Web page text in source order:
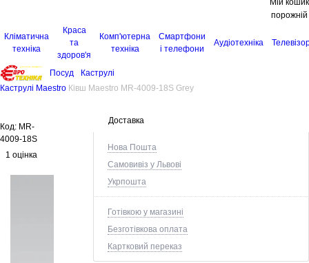
Мій кошик
порожній
Кліматична
техніка
Краса
та
здоров'я
Комп'ютерна
техніка
Смартфони
і телефони
Аудіотехніка
Посуд
Каструлі
Каструлі Maestro Ківш Maestro MR-4009-18S Grey
Доставка
Нова Пошта
Самовивіз у Львові
Укрпошта
Готівкою у магазині
Безготівкова оплата
Картковий переказ
Код: MR-
4009-18S
1 оцінка